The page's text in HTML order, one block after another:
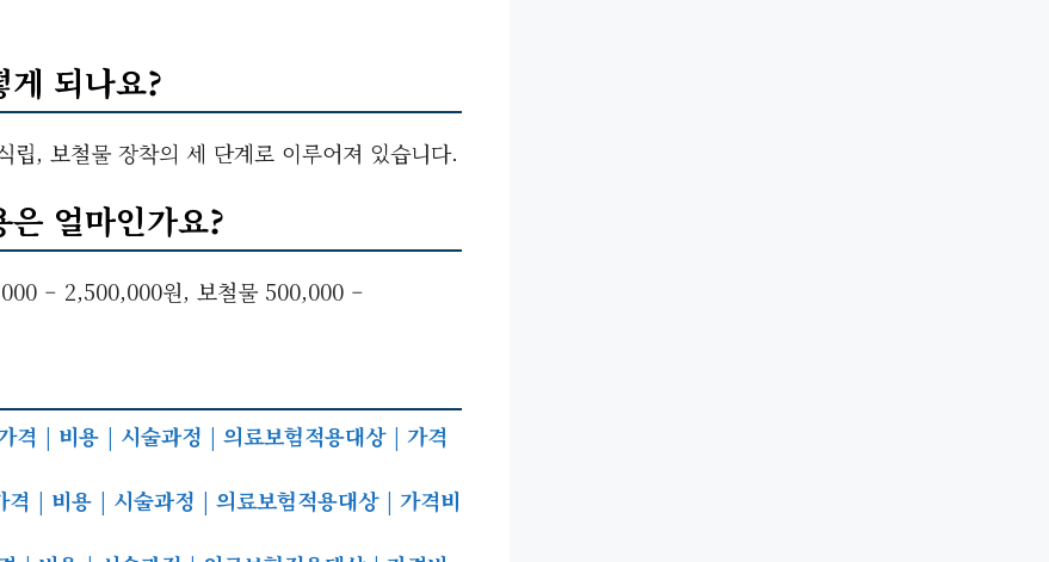
되나요?
, 보철물 장착의 세 단계로 이루어져 있습니다.
얼마인가요?
– 2,500,000원, 보철물 500,000 –
격 | 비용 | 시술과정 | 의료보험적용대상 | 가격
| 비용 | 시술과정 | 의료보험적용대상 | 가격비